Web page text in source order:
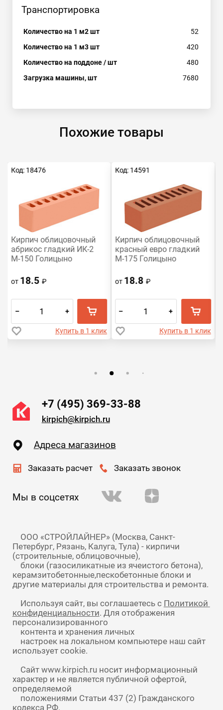
Транспортировка
Количество на 1 м2 шт
52
Количество на 1 м3 шт
420
Количество на поддоне / шт
480
Загрузка машины, шт
7680
Похожие товары
Код: 18476
Кирпич облицовочный
абрикос гладкий ИК-2
М-150 Голицыно
от 18.5₽
– +
Купить в 1 клик
Код: 14591
Кирпич облицовочный
красный евро гладкий
М-175 Голицыно
от 18.8₽
– +
Купить в 1 клик
+7 (495) 369-33-88
kirpich@kirpich.ru
Адреса магазинов
Заказать расчет Заказать звонок
Мы в соцсетях
Петербург, Рязань, Калуга, Тула) - кирпичи
(строительные, облицовочные),
керамзитобетонные,пескобетонные блоки и
    Используя сайт, вы соглашаетесь с
Политикой
конфиденциальности. Для отображения
персонализированного
характер и не является публичной офертой,
определяемой
кодекса РФ.